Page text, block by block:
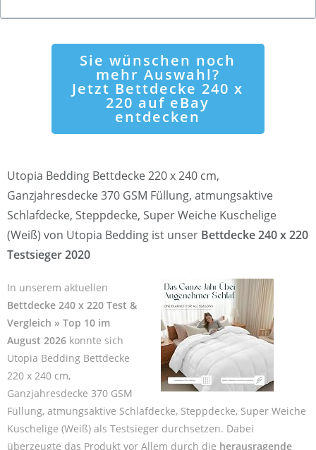
Sie wünschen noch
mehr Auswahl?
Jetzt Bettdecke 240 x
220 auf eBay
entdecken
Utopia Bedding Bettdecke 220 x 240 cm,
Ganzjahresdecke 370 GSM Füllung, atmungsaktive
Schlafdecke, Steppdecke, Super Weiche Kuschelige
(Weiß) von Utopia Bedding ist unser Bettdecke 240 x 220
Testsieger 2020
In unserem aktuellen
Bettdecke 240 x 220 Test &
Vergleich » Top 10 im
August 2026 konnte sich
Utopia Bedding Bettdecke
220 x 240 cm,
Ganzjahresdecke 370 GSM
Füllung, atmungsaktive Schlafdecke, Steppdecke, Super Weiche
Kuschelige (Weiß) als Testsieger durchsetzen. Dabei
überzeugte das Produkt vor Allem durch die herausragende